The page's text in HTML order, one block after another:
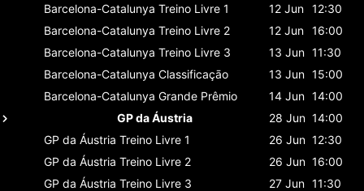
Barcelona-Catalunya Treino Livre 1 12 Jun 12:30
Barcelona-Catalunya Treino Livre 2 12 Jun 16:00
Barcelona-Catalunya Treino Livre 3 13 Jun 11:30
Barcelona-Catalunya Classificaçāo 13 Jun 15:00
Barcelona-Catalunya Grande Prêmio 14 Jun 14:00
GP da Áustria
28 Jun 14:00
GP da Áustria Treino Livre 1 26 Jun 12:30
GP da Áustria Treino Livre 2 26 Jun 16:00
GP da Áustria Treino Livre 3 27 Jun 11:30